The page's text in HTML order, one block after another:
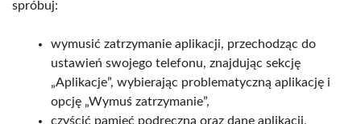
spróbuj:
wymusić zatrzymanie aplikacji, przechodząc do
ustawień swojego telefonu, znajdując sekcję
„Aplikacje”, wybierając problematyczną aplikację i
opcję „Wymuś zatrzymanie”,
czyścić pamięć podręczną oraz dane aplikacji,